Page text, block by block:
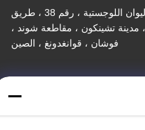
رقم 105 أ ، المنطقة ج ، مدينة ليوان اللوجستية ، رقم 38 ، طريق
، مدينة تشينكون ، مقاطعة شوند ،
فوشان ، قوانغدونغ ، الصين
، مدينة تشينكون ، مقاطعة شوند ،
فوشان ، قوانغدونغ ، الصين